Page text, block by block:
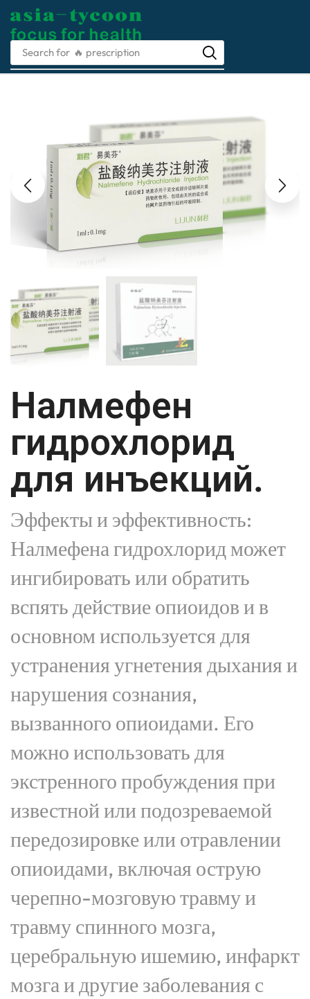
Search for 🔥 prescription
Налмефен
гидрохлорид
для инъекций.
Эффекты и эффективность:
Налмефена гидрохлорид может
ингибировать или обратить
вспять действие опиоидов и в
основном используется для
устранения угнетения дыхания и
нарушения сознания,
вызванного опиоидами. Его
можно использовать для
экстренного пробуждения при
известной или подозреваемой
передозировке или отравлении
опиоидами, включая острую
черепно-мозговую травму и
травму спинного мозга,
церебральную ишемию, инфаркт
мозга и другие заболевания с